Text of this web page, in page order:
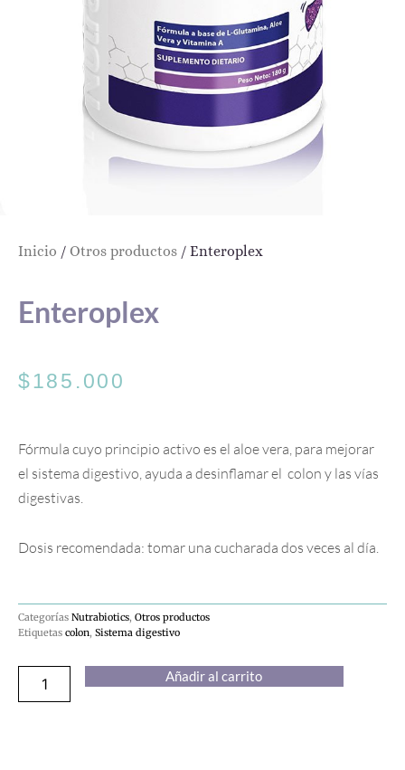
Inicio / Otros productos / Enteroplex
Enteroplex
$185.000
Fórmula cuyo principio activo es el aloe vera, para mejorar
el sistema digestivo, ayuda a desinflamar el colon y las vías
digestivas.
Dosis recomendada: tomar una cucharada dos veces al día.
Categorías Nutrabiotics, Otros productos
Etiquetas colon, Sistema digestivo
cantidad
Añadir al carrito